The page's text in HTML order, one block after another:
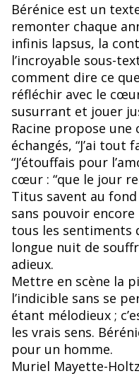
Bérénice est un
remonter chaque
infinis lapsus, la
l’incroyable sous-
comment dire ce
réfléchir avec le
susurrant et jouer
Racine propose
échangés, “J’ai tout
“J’étouffais pour
cœur : “que le jour
Titus savent au fond
sans pouvoir encore
tous les sentiments
longue nuit de
adieux.
Mettre en scène la
l’indicible sans se
étant mélodieux ;
les vrais sens.
pour un homme.
Muriel Mayette-Holtz